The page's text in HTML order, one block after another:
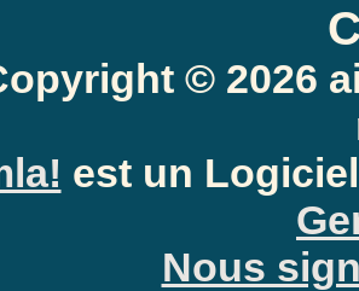
© 2026
est un
Nous